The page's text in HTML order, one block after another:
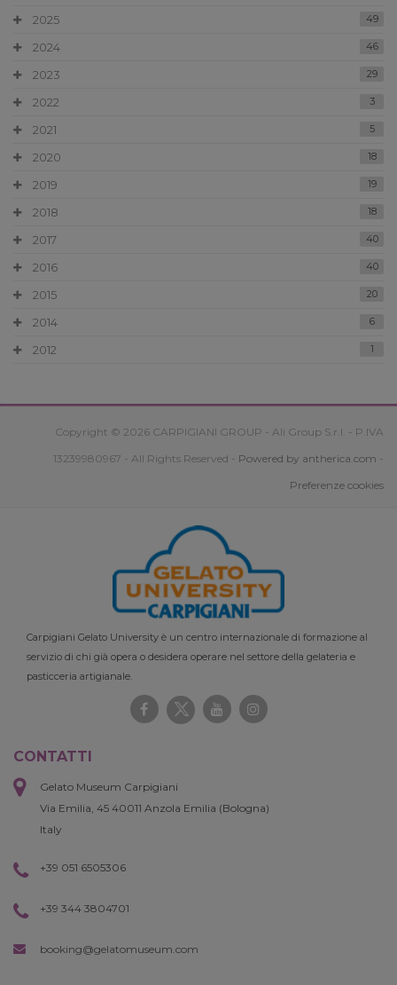
2025 49
2024 46
2023 29
2022 3
2021 5
2020 18
2019 19
2018 18
2017 40
2016 40
2015 20
2014 6
2012 1
Copyright © 2026 CARPIGIANI GROUP - Ali Group S.r.l. - P.IVA
13239980967 - All Rights Reserved - Powered by antherica.com -
Preferenze cookies
Carpigiani Gelato University è un centro internazionale di formazione al
servizio di chi già opera o desidera operare nel settore della gelateria e
pasticceria artigianale.
CONTATTI
Gelato Museum Carpigiani
Via Emilia, 45 40011 Anzola Emilia (Bologna)
Italy
+39 051 6505306
+39 344 3804701
booking@gelatomuseum.com